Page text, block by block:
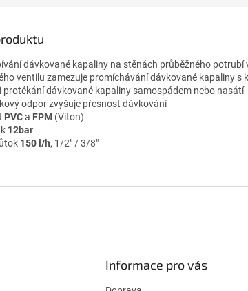
dávkované kapaliny na stěnách průběžného
ventilu zamezuje promíchávání dávkované kapaliny s
dávkované kapaliny samospádem nebo nasátí
odpor zvyšuje přesnost dávkování
PVCa FPM (Viton)
12bar
150 l/h, 1/2″ / 3/8″
Informace pro vás